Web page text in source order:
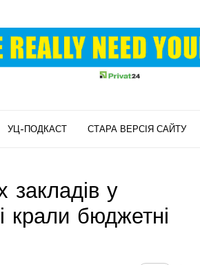
УЦ-ПОДКАСТ СТАРА ВЕРСІЯ САЙТУ
закладів у
крали бюджетні